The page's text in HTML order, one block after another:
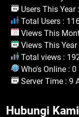
Users This Year
Total Users :
Views This
Views This Year
Total views :
Who's Online : 0
Server Time : 9
Hubungi Kami